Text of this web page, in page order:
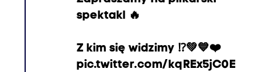
spektakl 🔥
Z kim się widzimy ⁉️💚💙❤️
pic.twitter.com/kqREx5jC0E